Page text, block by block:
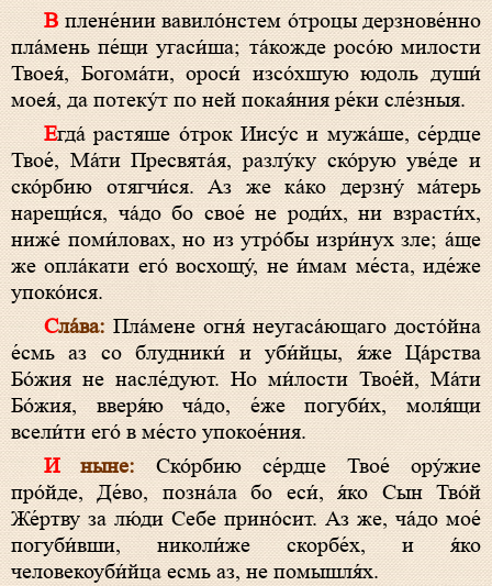
В плене́нии вавило́нстем о́троцы дерзнове́нно
пла́мень пе́щи угаси́ша; та́кожде росо́ю милости
Твоея́, Богома́ти, ороси́ изсо́хшую юдоль души́
моея́, да потеку́т по ней покая́ния ре́ки сле́зныя.
Егда́ растяше о́трок Иису́с и мужа́ше, се́рдце
Твое́, Ма́ти Пресвята́я, разлу́ку ско́рую уве́де и
ско́рбию отягчи́ся. Аз же ка́ко дерзну́ ма́терь
нарещи́ся, ча́до бо свое́ не роди́х, ни взрасти́х,
ниже́ поми́ловах, но из утро́бы изри́нух зле; а́ще
же опла́кати его́ восхощу́, не и́мам ме́ста, иде́же
упоко́ися.
Сла́ва:Пла́мене огня́ неугаса́ющаго досто́йна
е́смь аз со блудники́ и уби́йцы, я́же Ца́рства
Бо́жия не насле́дуют. Но ми́лости Твое́й, Ма́ти
Бо́жия, вверя́ю ча́до, е́же погуби́х, моля́щи
всели́ти его́ в ме́сто упокое́ния.
И ныне:Ско́рбию се́рдце Твое́ ору́жие
про́йде, Де́во, позна́ла бо еси́, я́ко Сын Тво́й
Же́ртву за лю́ди Себе прино́сит. Аз же, ча́до мое́
погуби́вши, николи́же скорбе́х, и я́ко
человекоуби́йца есмь аз, не помышля́х.